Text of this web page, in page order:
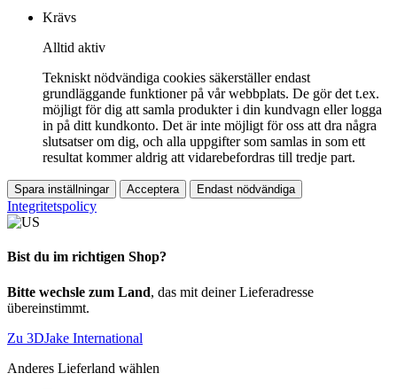
Krävs
Alltid aktiv
Tekniskt nödvändiga cookies säkerställer endast
grundläggande funktioner på vår webbplats. De gör det t.ex.
möjligt för dig att samla produkter i din kundvagn eller logga
in på ditt kundkonto. Det är inte möjligt för oss att dra några
slutsatser om dig, och alla uppgifter som samlas in som ett
resultat kommer aldrig att vidarebefordras till tredje part.
Spara inställningar Acceptera Endast nödvändiga
Integritetspolicy
Bist du im richtigen Shop?
Bitte wechsle zum Land, das mit deiner Lieferadresse
übereinstimmt.
Zu 3DJake International
Anderes Lieferland wählen